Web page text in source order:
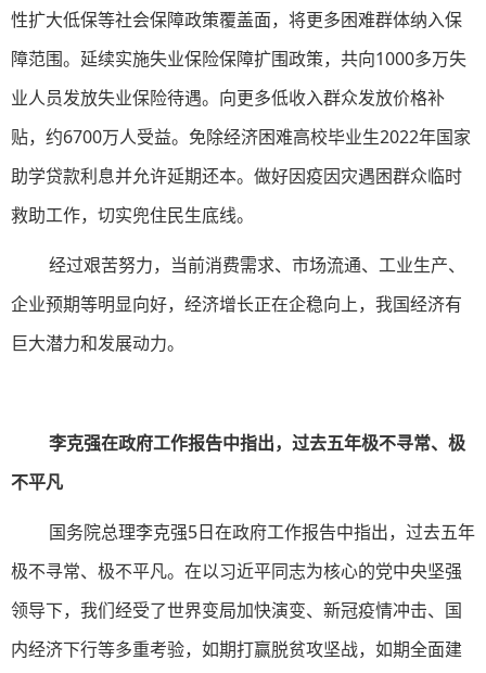
性扩大低保等社会保障政策覆盖面，将更多困难群体纳入保
障范围。延续实施失业保险保障扩围政策，共向1000多万失
业人员发放失业保险待遇。向更多低收入群众发放价格补
贴，约6700万人受益。免除经济困难高校毕业生2022年国家
助学贷款利息并允许延期还本。做好因疫因灾遇困群众临时
救助工作，切实兜住民生底线。
经过艰苦努力，当前消费需求、市场流通、工业生产、
企业预期等明显向好，经济增长正在企稳向上，我国经济有
巨大潜力和发展动力。
李克强在政府工作报告中指出，过去五年极不寻常、极
不平凡
国务院总理李克强5日在政府工作报告中指出，过去五年
极不寻常、极不平凡。在以习近平同志为核心的党中央坚强
领导下，我们经受了世界变局加快演变、新冠疫情冲击、国
内经济下行等多重考验，如期打赢脱贫攻坚战，如期全面建